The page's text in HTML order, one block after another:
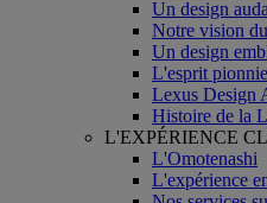
Un design
Notre vision
Un design
L'esprit
Lexus Design
Histoire de la
L'EXPÉRIENCE
L'Omotenashi
L'expérience